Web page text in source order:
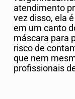
atendimento
vez disso, ela
em um canto
máscara para
risco de
que nem
profissionais